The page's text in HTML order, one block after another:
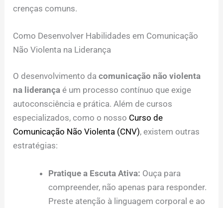
crenças comuns.
Como Desenvolver Habilidades em Comunicação
Não Violenta na Liderança
O desenvolvimento dacomunicação não violenta
na liderança é um processo contínuo que exige
autoconsciência e prática. Além de cursos
especializados, como o nosso Curso de
Comunicação Não Violenta (CNV), existem outras
estratégias:
Pratique a Escuta Ativa: Ouça para
compreender, não apenas para responder.
Preste atenção à linguagem corporal e ao